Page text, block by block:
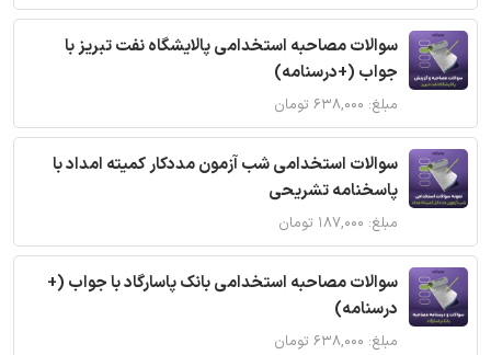
سوالات مصاحبه استخدامی پالایشگاه نفت تبریز با
جواب (+درسنامه)
مبلغ: ۶۳۸,۰۰۰ تومان
سوالات استخدامی شب آزمون مددکار کمیته امداد با
پاسخنامه تشریحی
مبلغ: ۱۸۷,۰۰۰ تومان
سوالات مصاحبه استخدامی بانک پاسارگاد با جواب (+
درسنامه)
مبلغ: ۶۳۸,۰۰۰ تومان